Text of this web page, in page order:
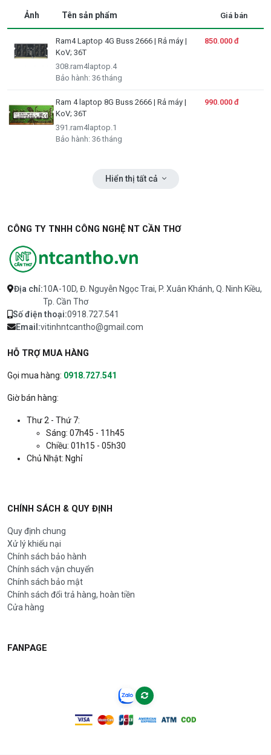
Ảnh Tên sản phẩm Giá bán
Ram4 Laptop 4G Buss 2666 | Rả máy |
KoV; 36T
308.ram4laptop.4
Bảo hành: 36 tháng
850.000 đ
Ram 4 laptop 8G Buss 2666 | Rả máy |
KoV; 36T
391.ram4laptop.1
Bảo hành: 36 tháng
990.000 đ
Hiển thị tất cả
CÔNG TY TNHH CÔNG NGHỆ NT CẦN THƠ
Địa chỉ:10A-10D, Đ. Nguyễn Ngọc Trai, P. Xuân Khánh, Q. Ninh Kiều,
Tp. Cần Thơ
Số điện thoại:0918.727.541
Email:vitinhntcantho@gmail.com
HỖ TRỢ MUA HÀNG
Gọi mua hàng: 0918.727.541
Giờ bán hàng:
Thư 2 - Thứ 7:
Sáng: 07h45 - 11h45
Chiều: 01h15 - 05h30
Chủ Nhật: Nghỉ
CHÍNH SÁCH & QUY ĐỊNH
Quy định chung
Xử lý khiếu nại
Chính sách bảo hành
Chính sách vận chuyển
Chính sách bảo mật
Chính sách đổi trả hàng, hoàn tiền
Cửa hàng
FANPAGE